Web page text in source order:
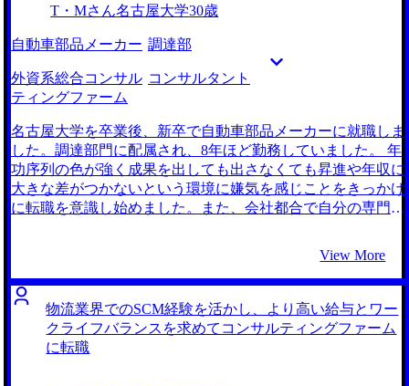
T・Mさん名古屋大学30歳
自動車部品メーカー 調達部
外資系総合コンサル
ティングファーム
コンサルタント
名古屋大学を卒業後、新卒で自動車部品メーカーに就職しま
した。調達部門に配属され、8年ほど勤務していました。 年
功序列の色が強く成果を出しても出さなくても昇進や年収に
大きな差がつかないという環境に嫌気を感じことをきっかけ
に転職を意識し始めました。また、会社都合で自分の専門性
自分が求める専門性も磨けなかったという点を踏まえ、今回
の転職活動では自分のキャリアの可能性を最大限に広げると
いうことをテーマとしていました。 そのテーマに沿って転
職先を考えたとき、友人がやっていたコンサルタントが目に
留まり、話を聞くと自分の願望にとてもマッチしていると感
View More
物流業界でのSCM経験を活かし、より高い給与とワー
クライフバランスを求めてコンサルティングファーム
に転職